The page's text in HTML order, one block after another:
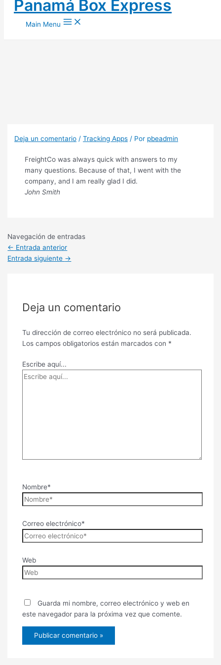
Ir al contenido
Panamá Box Express
Main Menu
Deja un comentario /Tracking Apps / Por pbeadmin
FreightCo was always quick with answers to my
many questions. Because of that, I went with the
company, and I am really glad I did.
John Smith
Navegación de entradas
← Entrada anterior
Entrada siguiente →
Deja un comentario
Tu dirección de correo electrónico no será publicada.
Los campos obligatorios están marcados con *
Escribe aquí...
Nombre*
Correo electrónico*
Web
Guarda mi nombre, correo electrónico y web en
este navegador para la próxima vez que comente.